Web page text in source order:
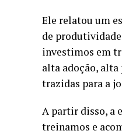
Ele relatou um
de produtividade
investimos em
alta adoção, alta
trazidas para a
A partir disso, a
treinamos e